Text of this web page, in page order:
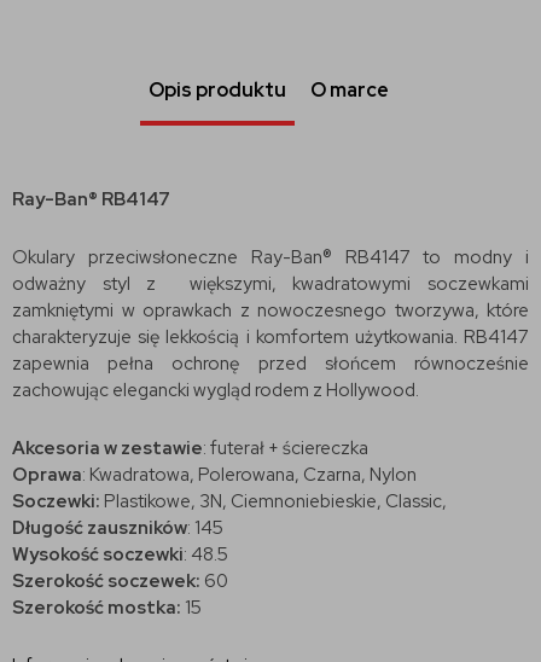
Opis produktu O marce
Ray-Ban® RB4147
Okulary przeciwsłoneczne Ray-Ban® RB4147 to modny i
odważny styl z większymi, kwadratowymi soczewkami
zamkniętymi w oprawkach z nowoczesnego tworzywa, które
charakteryzuje się lekkością i komfortem użytkowania. RB4147
zapewnia pełna ochronę przed słońcem równocześnie
zachowując elegancki wygląd rodem z Hollywood.
Akcesoria w zestawie: futerał + ściereczka
Oprawa: Kwadratowa, Polerowana, Czarna, Nylon
Soczewki: Plastikowe, 3N, Ciemnoniebieskie, Classic,
Długość zauszników: 145
Wysokość soczewki: 48.5
Szerokość soczewek: 60
Szerokość mostka: 15